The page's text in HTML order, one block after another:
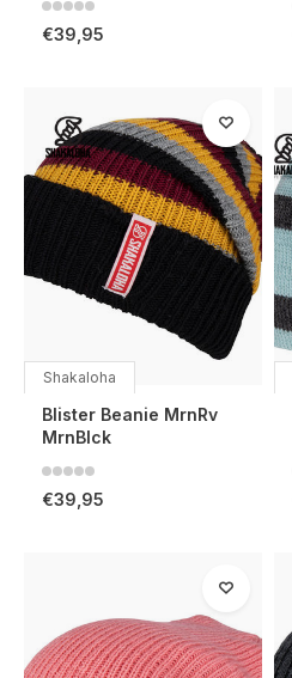
€39,95
Shakaloha
Blister Beanie MrnRv
MrnBlck
€39,95